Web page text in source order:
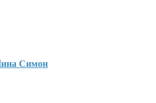
Симон